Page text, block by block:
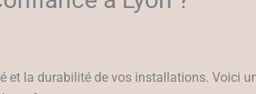
la durabilité de vos installations. Voici